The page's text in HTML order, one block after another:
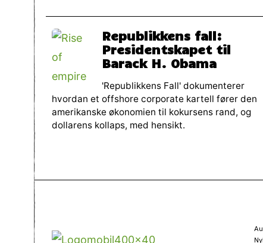
Republikkens fall:
Presidentskapet til
Barack H. Obama
'Republikkens Fall' dokumenterer
hvordan et offshore corporate kartell fører den
amerikanske økonomien til kokursens rand, og
dollarens kollaps, med hensikt.